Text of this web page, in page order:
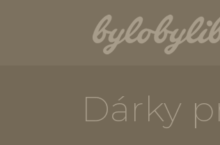
Dárky